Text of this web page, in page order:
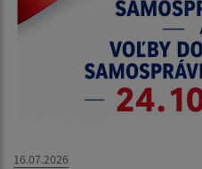
16.07.2026